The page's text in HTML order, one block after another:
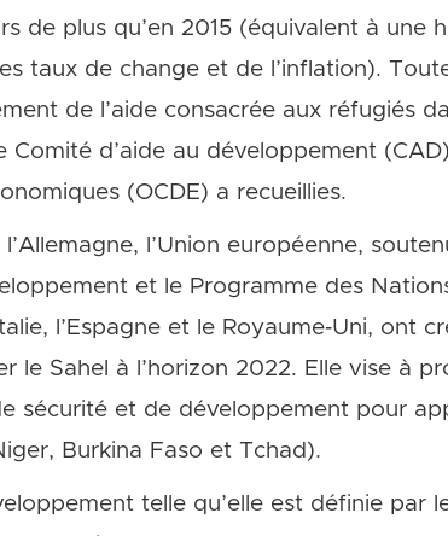
de plus qu’en 2015 (équivalent à une
taux de change et de l’inflation).
de l’aide consacrée aux réfugiés
Comité d’aide au développement
(OCDE) a recueillies.
l’Allemagne, l’Union européenne,
et le Programme des
l’Espagne et le Royaume‐Uni, ont
le Sahel à l’horizon 2022. Elle vise à
sécurité et de développement pour
Burkina Faso et Tchad).
telle qu’elle est définie par